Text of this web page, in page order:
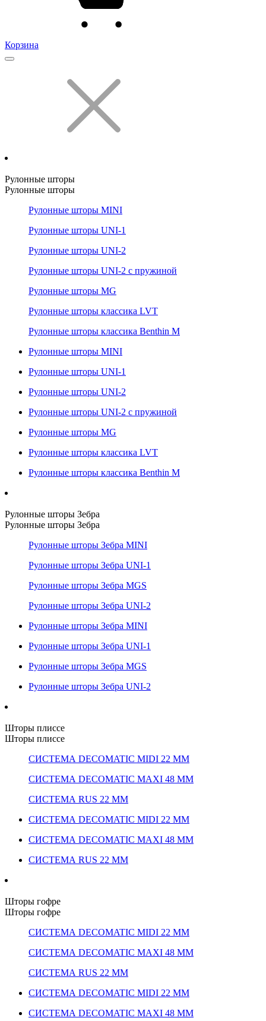
Корзина
Рулонные шторы
Рулонные шторы
Рулонные шторы MINI
Рулонные шторы UNI-1
Рулонные шторы UNI-2
Рулонные шторы UNI-2 с пружиной
Рулонные шторы MG
Рулонные шторы классика LVT
Рулонные шторы классика Benthin M
Рулонные шторы MINI
Рулонные шторы UNI-1
Рулонные шторы UNI-2
Рулонные шторы UNI-2 с пружиной
Рулонные шторы MG
Рулонные шторы классика LVT
Рулонные шторы классика Benthin M
Рулонные шторы Зебра
Рулонные шторы Зебра
Рулонные шторы Зебра MINI
Рулонные шторы Зебра UNI-1
Рулонные шторы Зебра MGS
Рулонные шторы Зебра UNI-2
Рулонные шторы Зебра MINI
Рулонные шторы Зебра UNI-1
Рулонные шторы Зебра MGS
Рулонные шторы Зебра UNI-2
Шторы плиссе
Шторы плиссе
СИСТЕМА DECOMATIC MIDI 22 ММ
СИСТЕМА DECOMATIC MAXI 48 ММ
СИСТЕМА RUS 22 ММ
СИСТЕМА DECOMATIC MIDI 22 ММ
СИСТЕМА DECOMATIC MAXI 48 ММ
СИСТЕМА RUS 22 ММ
Шторы гофре
Шторы гофре
СИСТЕМА DECOMATIC MIDI 22 ММ
СИСТЕМА DECOMATIC MAXI 48 ММ
СИСТЕМА RUS 22 ММ
СИСТЕМА DECOMATIC MIDI 22 ММ
СИСТЕМА DECOMATIC MAXI 48 ММ